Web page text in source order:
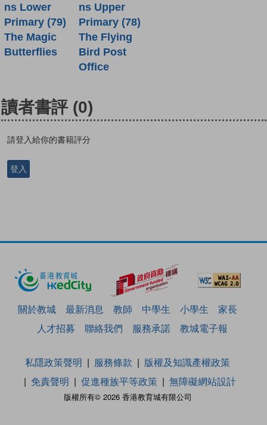
ns Lower
Primary (79)
The Magic
Butterflies
ns Upper
Primary (78)
The Flying
Bird Post
Office
讀者書評 (0)
請登入給你的書籍評分
登入
關於教城 最新消息 教師 中學生 小學生
家長
人才招募
聯絡我們 服務承諾 教城電子報
版權所有© 2026 香港教育城有限公司
私隱政策聲明 服務條款
版權及知識產權政策
免責聲明
促進種族平等政策 無障礙網站設計